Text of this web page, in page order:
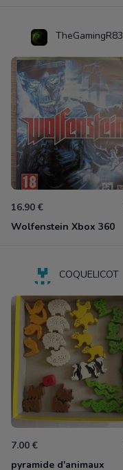
TheGamingR83
16.90 €
Wolfenstein Xbox 360
COQUELICOT
7.00 €
pyramide d'animaux